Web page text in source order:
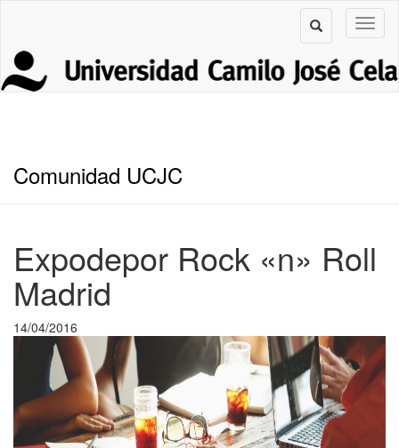
Comunidad UCJC
Expodepor Rock «n» Roll
Madrid
14/04/2016